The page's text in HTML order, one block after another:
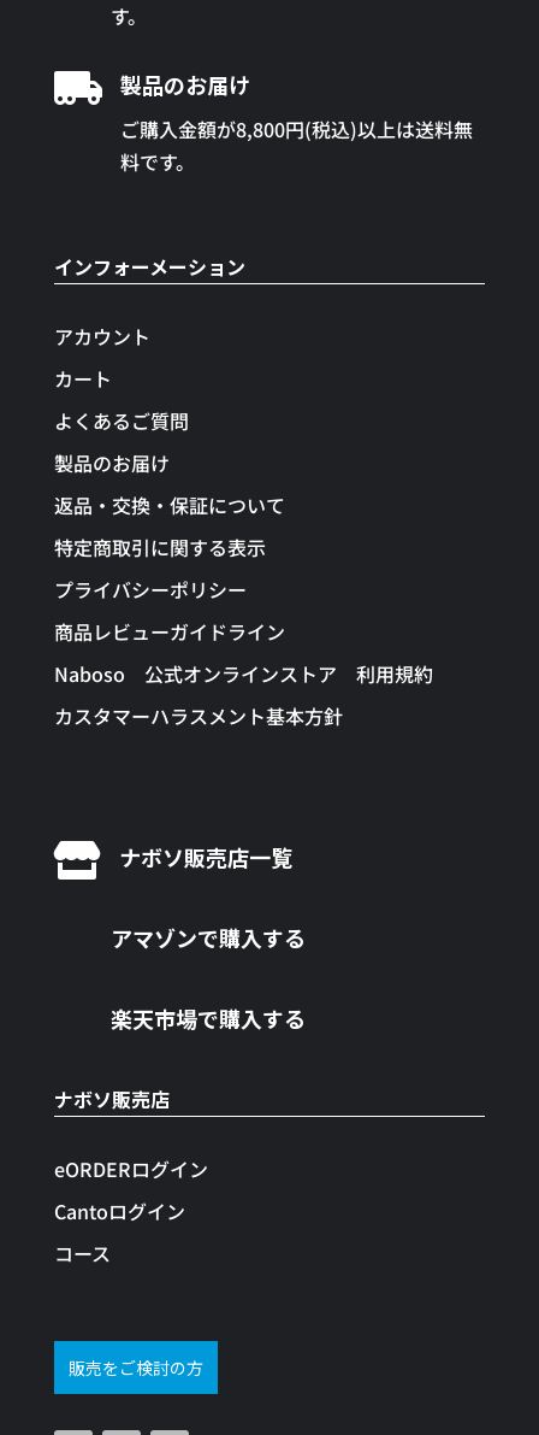
す。
 製品のお届け
ご購入金額が8,800円(税込)以上は送料無
料です。
インフォーメーション
アカウント
カート
よくあるご質問
製品のお届け
返品・交換・保証について
特定商取引に関する表示
プライバシーポリシー
商品レビューガイドライン
Naboso 公式オンラインストア 利用規約
カスタマーハラスメント基本方針
 ナボソ販売店一覧
アマゾンで購入する
楽天市場で購入する
ナボソ販売店
eORDERログイン
Cantoログイン
コース
販売をご検討の方